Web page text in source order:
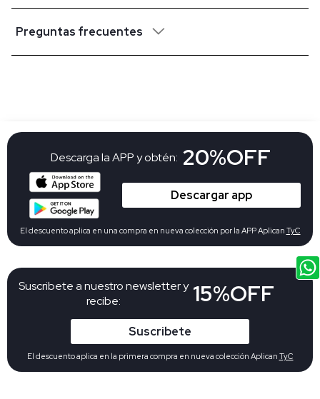
Preguntas frecuentes
Suscribete a nuestro newsletter y
recibe:
15%OFF
Suscribete
El descuento aplica en la primera compra en nueva colección Aplican TyC
Descarga la APP y obtén: 20%OFF
Descargar app
El descuento aplica en una compra en nueva colección por la APP Aplican TyC